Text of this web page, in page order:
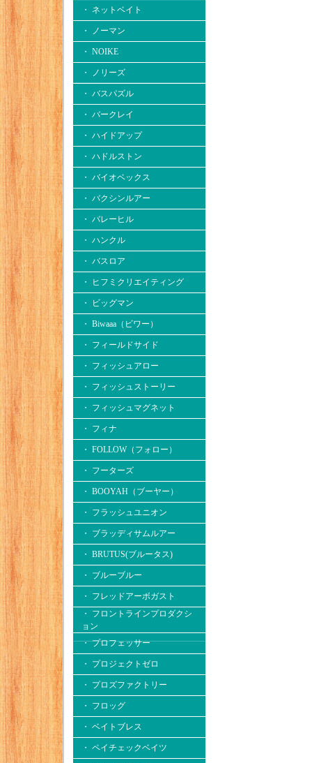
・ ネットベイト
・ ノーマン
・ NOIKE
・ ノリーズ
・ バスパズル
・ バークレイ
・ ハイドアップ
・ ハドルストン
・ バイオベックス
・ バクシンルアー
・ バレーヒル
・ ハンクル
・ バスロア
・ ヒフミクリエイティング
・ ビッグマン
・ Biwaaa（ビワー）
・ フィールドサイド
・ フィッシュアロー
・ フィッシュストーリー
・ フィッシュマグネット
・ フィナ
・ FOLLOW（フォロー）
・ フーターズ
・ BOOYAH（ブーヤー）
・ フラッシュユニオン
・ ブラッディサムルアー
・ BRUTUS(ブルータス)
・ ブルーブルー
・ フレッドアーボガスト
・ フロントラインプロダクシ
ョン
・ プロフェッサー
・ プロジェクトゼロ
・ プロズファクトリー
・ フロッグ
・ ベイトブレス
・ ペイチェックベイツ